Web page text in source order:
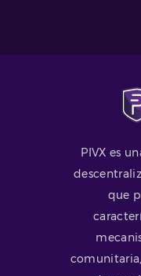
PIVX es
que